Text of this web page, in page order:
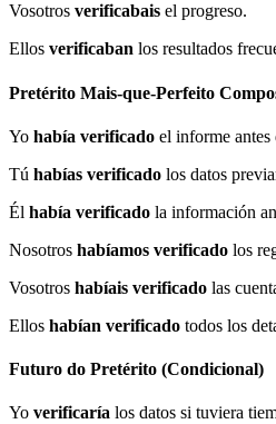
Vosotros verificabais el progreso.
Ellos verificaban los resultados
Pretérito Mais-que-Perfeito
Yo había verificado el informe antes
Tú habías verificado los datos
Él había verificado la información
Nosotros habíamos verificado los
Vosotros habíais verificado las
Ellos habían verificado todos los
Futuro do Pretérito (Condicional)
Yo verificaría los datos si tuviera